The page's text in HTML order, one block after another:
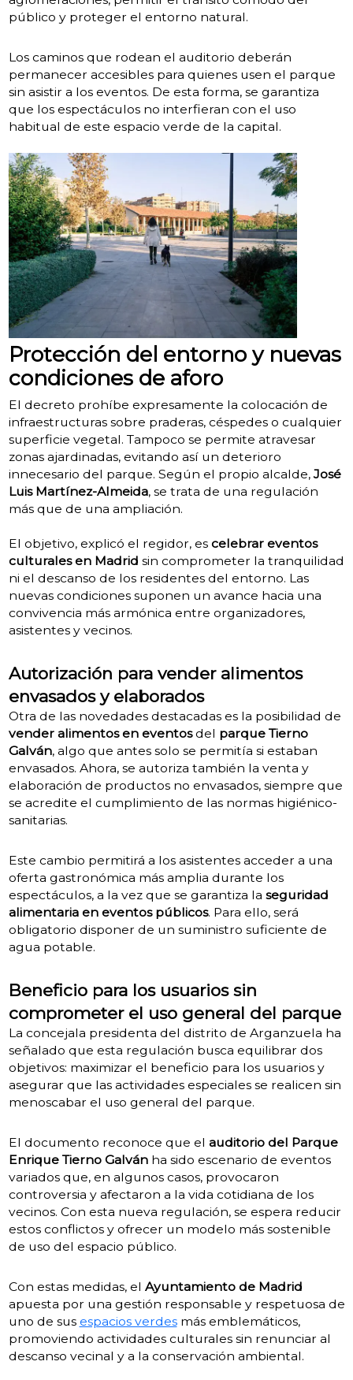
público y proteger el entorno natural.
Los caminos que rodean el auditorio deberán
permanecer accesibles para quienes usen el parque
sin asistir a los eventos. De esta forma, se garantiza
que los espectáculos no interfieran con el uso
habitual de este espacio verde de la capital.
Protección del entorno y nuevas
condiciones de aforo
El decreto prohíbe expresamente la colocación de
infraestructuras sobre praderas, céspedes o cualquier
superficie vegetal. Tampoco se permite atravesar
zonas ajardinadas, evitando así un deterioro
innecesario del parque. Según el propio alcalde,José
Luis Martínez-Almeida, se trata de una regulación
más que de una ampliación.
El objetivo, explicó el regidor, es celebrar eventos
culturales en Madrid sin comprometer la tranquilidad
ni el descanso de los residentes del entorno. Las
nuevas condiciones suponen un avance hacia una
convivencia más armónica entre organizadores,
asistentes y vecinos.
Autorización para vender alimentos
envasados y elaborados
Otra de las novedades destacadas es la posibilidad de
vender alimentos en eventosdel parque Tierno
Galván, algo que antes solo se permitía si estaban
envasados. Ahora, se autoriza también la venta y
elaboración de productos no envasados, siempre que
se acredite el cumplimiento de las normas higiénico-
sanitarias.
Este cambio permitirá a los asistentes acceder a una
oferta gastronómica más amplia durante los
espectáculos, a la vez que se garantiza la seguridad
alimentaria en eventos públicos. Para ello, será
obligatorio disponer de un suministro suficiente de
agua potable.
Beneficio para los usuarios sin
comprometer el uso general del parque
La concejala presidenta del distrito de Arganzuela ha
señalado que esta regulación busca equilibrar dos
objetivos: maximizar el beneficio para los usuarios y
asegurar que las actividades especiales se realicen sin
menoscabar el uso general del parque.
El documento reconoce que el auditorio del Parque
Enrique Tierno Galvánha sido escenario de eventos
variados que, en algunos casos, provocaron
controversia y afectaron a la vida cotidiana de los
vecinos. Con esta nueva regulación, se espera reducir
estos conflictos y ofrecer un modelo más sostenible
de uso del espacio público.
Con estas medidas, el Ayuntamiento de Madrid
apuesta por una gestión responsable y respetuosa de
uno de sus espacios verdesmás emblemáticos,
promoviendo actividades culturales sin renunciar al
descanso vecinal y a la conservación ambiental.